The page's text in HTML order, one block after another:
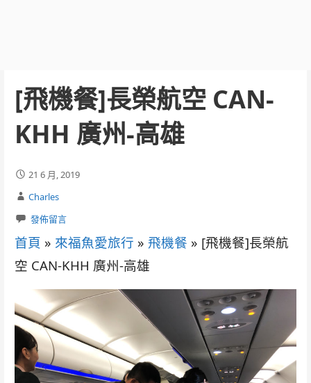
[飛機餐]長榮航空 CAN-
KHH 廣州-高雄
21 6 月, 2019
Charles
發佈留言
首頁 » 來福魚愛旅行 » 飛機餐 » [飛機餐]長榮航
空 CAN-KHH 廣州-高雄